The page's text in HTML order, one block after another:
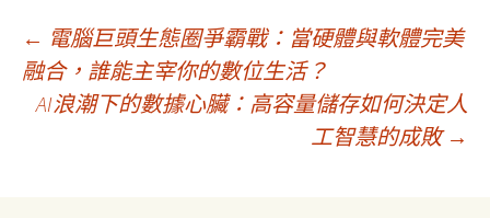
文
章
← 電腦巨頭生態圈爭霸戰：當硬體與軟體完美
融合，誰能主宰你的數位生活？
AI浪潮下的數據心臟：高容量儲存如何決定人
工智慧的成敗 →